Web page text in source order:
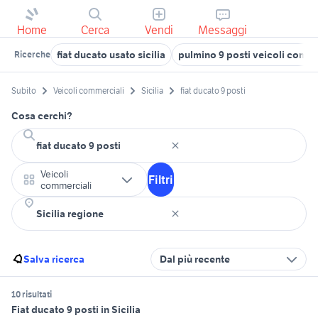
Home Cerca Vendi Messaggi
Ricerche fiat ducato usato sicilia pulmino 9 posti veicoli
Subito Veicoli commerciali Sicilia fiat ducato 9 posti
Cosa cerchi?
Veicoli
commerciali
Filtri
Salva ricerca Dal più recente
10 risultati
Fiat ducato 9 posti in Sicilia